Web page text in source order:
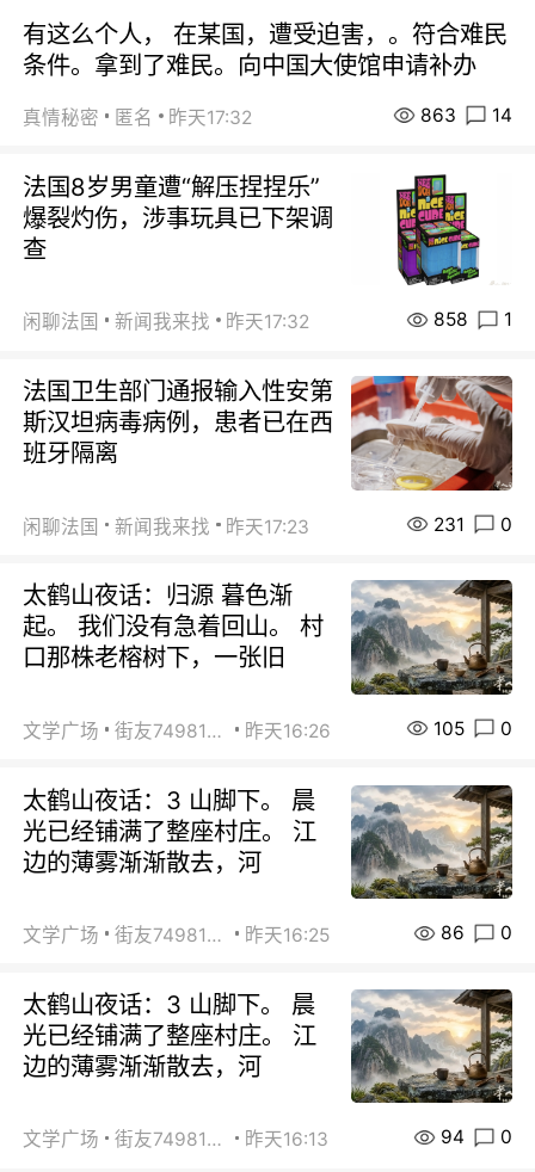
有这么个人， 在某国，遭受迫害，。符合难民
条件。拿到了难民。向中国大使馆申请补办
真情秘密 匿名 昨天17:32 863 14
法国8岁男童遭“解压捏捏乐”
爆裂灼伤，涉事玩具已下架调
查
闲聊法国 新闻我来找 昨天17:32 858 1
法国卫生部门通报输入性安第
斯汉坦病毒病例，患者已在西
班牙隔离
闲聊法国 新闻我来找 昨天17:23 231 0
太鹤山夜话：归源 暮色渐
起。 我们没有急着回山。 村
口那株老榕树下，一张旧
文学广场 街友74981146 昨天16:26 105 0
太鹤山夜话：3 山脚下。 晨
光已经铺满了整座村庄。 江
边的薄雾渐渐散去，河
文学广场 街友74981146 昨天16:25 86 0
太鹤山夜话：3 山脚下。 晨
光已经铺满了整座村庄。 江
边的薄雾渐渐散去，河
文学广场 街友74981146 昨天16:13 94 0